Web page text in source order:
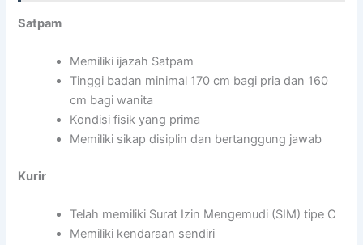
Satpam
Memiliki ijazah Satpam
Tinggi badan minimal 170 cm bagi pria dan 160
cm bagi wanita
Kondisi fisik yang prima
Memiliki sikap disiplin dan bertanggung jawab
Kurir
Telah memiliki Surat Izin Mengemudi (SIM) tipe C
Memiliki kendaraan sendiri